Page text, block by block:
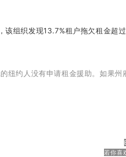
该组织发现13.7%租户拖欠租金超
纽约人没有申请租金援助。如果
若你喜